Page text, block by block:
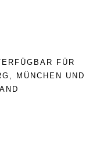
FÜR
MÜNCHEN UND